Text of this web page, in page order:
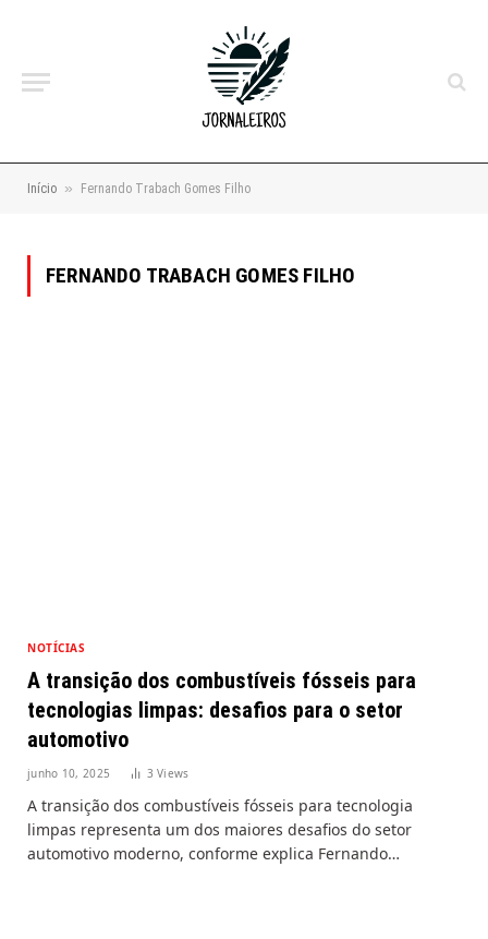
Início » Fernando Trabach Gomes Filho
FERNANDO TRABACH GOMES FILHO
NOTÍCIAS
A transição dos combustíveis fósseis para
tecnologias limpas: desafios para o setor
automotivo
junho 10, 2025 3Views
A transição dos combustíveis fósseis para tecnologia
limpas representa um dos maiores desafios do setor
automotivo moderno, conforme explica Fernando…